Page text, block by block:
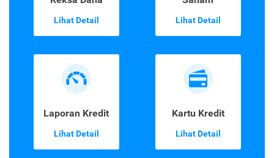
Lihat Detail Lihat Detail
Laporan Kredit
Lihat Detail
Kartu Kredit
Lihat Detail